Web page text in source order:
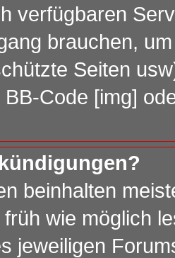
verfügbaren
brauchen,
Seiten
Code [img]
beinhalten
wie möglich
jeweiligen